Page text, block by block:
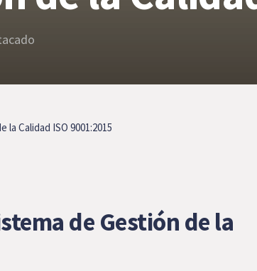
Calidad ISO 9001:2015
de Gestión de la